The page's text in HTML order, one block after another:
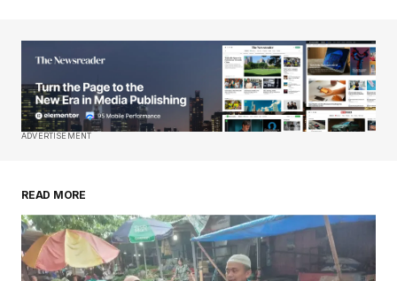
ADVERTISEMENT
READ MORE